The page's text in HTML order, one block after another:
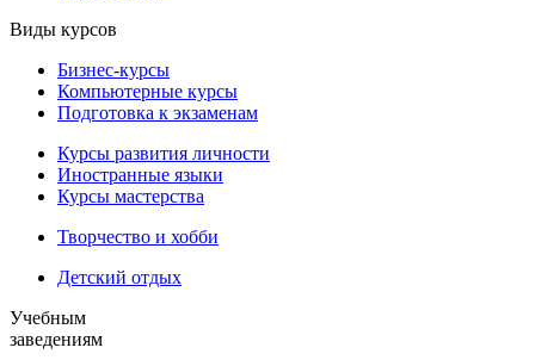
Виды курсов
Бизнес-курсы
Компьютерные курсы
Подготовка к экзаменам
Курсы развития личности
Иностранные языки
Курсы мастерства
Творчество и хобби
Детский отдых
Учебным
заведениям